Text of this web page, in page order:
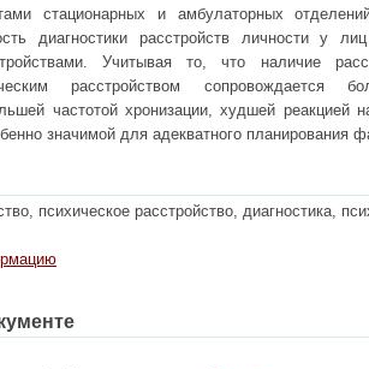
стационарных и амбулаторных
диагностики расстройств личности у
Учитывая то, что наличие
расстройством сопровождается
частотой хронизации, худшей реакцией
значимой для адекватного планирования
психическое расстройство, диагностика,